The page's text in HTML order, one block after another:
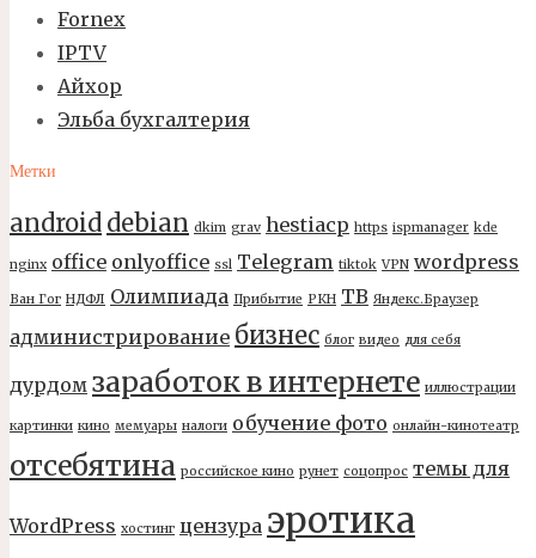
Fornex
IPTV
Айхор
Эльба бухгалтерия
Метки
android debian dkim grav hestiacp https ispmanager kde
nginx office onlyoffice ssl Telegram tiktok VPN wordpress
Ван Гог НДФЛ Олимпиада Прибытие РКН ТВ Яндекс.Браузер
администрирование бизнес блог видео для себя
дурдом заработок в интернете иллюстрации
картинки кино мемуары налоги обучение фото онлайн-кинотеатр
отсебятина российское кино рунет соцопрос темы для
WordPress хостинг цензура эротика